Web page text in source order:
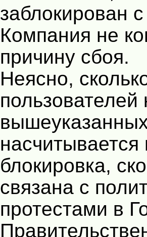
заблокирован
Компания не
причину сбоя.
Неясно,
пользователей
блокировка,
связана с
протестами в